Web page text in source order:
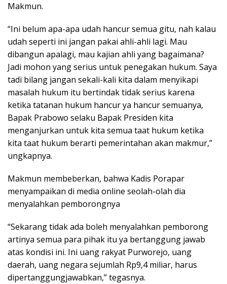
Makmun.
“Ini belum apa-apa udah hancur semua gitu, nah kalau
udah seperti ini jangan pakai ahli-ahli lagi. Mau
dibangun apalagi, mau kajian ahli yang bagaimana?
Jadi mohon yang serius untuk penegakan hukum. Saya
tadi bilang jangan sekali-kali kita dalam menyikapi
masalah hukum itu bertindak tidak serius karena
ketika tatanan hukum hancur ya hancur semuanya,
Bapak Prabowo selaku Bapak Presiden kita
menganjurkan untuk kita semua taat hukum ketika
kita taat hukum berarti pemerintahan akan makmur,”
ungkapnya.
Makmun membeberkan, bahwa Kadis Porapar
menyampaikan di media online seolah-olah dia
menyalahkan pemborongnya
“Sekarang tidak ada boleh menyalahkan pemborong
artinya semua para pihak itu ya bertanggung jawab
atas kondisi ini. Ini uang rakyat Purworejo, uang
daerah, uang negara sejumlah Rp9,4 miliar, harus
dipertanggungjawabkan,” tegasnya.